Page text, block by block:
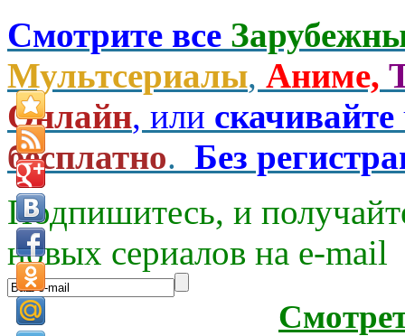
Смотрите все
Мультсериалы, Аниме,
Онлайн, или скачивайте
бесплатно. Без
Подпишитесь, и
новых сериалов на e-mаil